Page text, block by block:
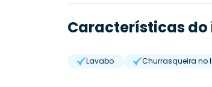
Características do
Lavabo Churrasqueira no